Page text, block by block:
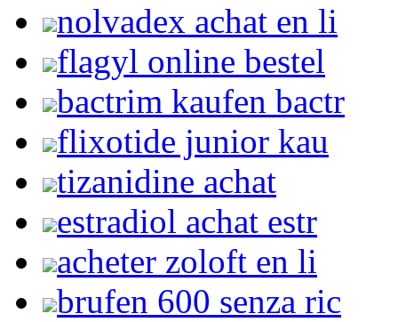
nolvadex achat en li
flagyl online bestel
bactrim kaufen bactr
flixotide junior kau
tizanidine achat
estradiol achat estr
acheter zoloft en li
brufen 600 senza ric